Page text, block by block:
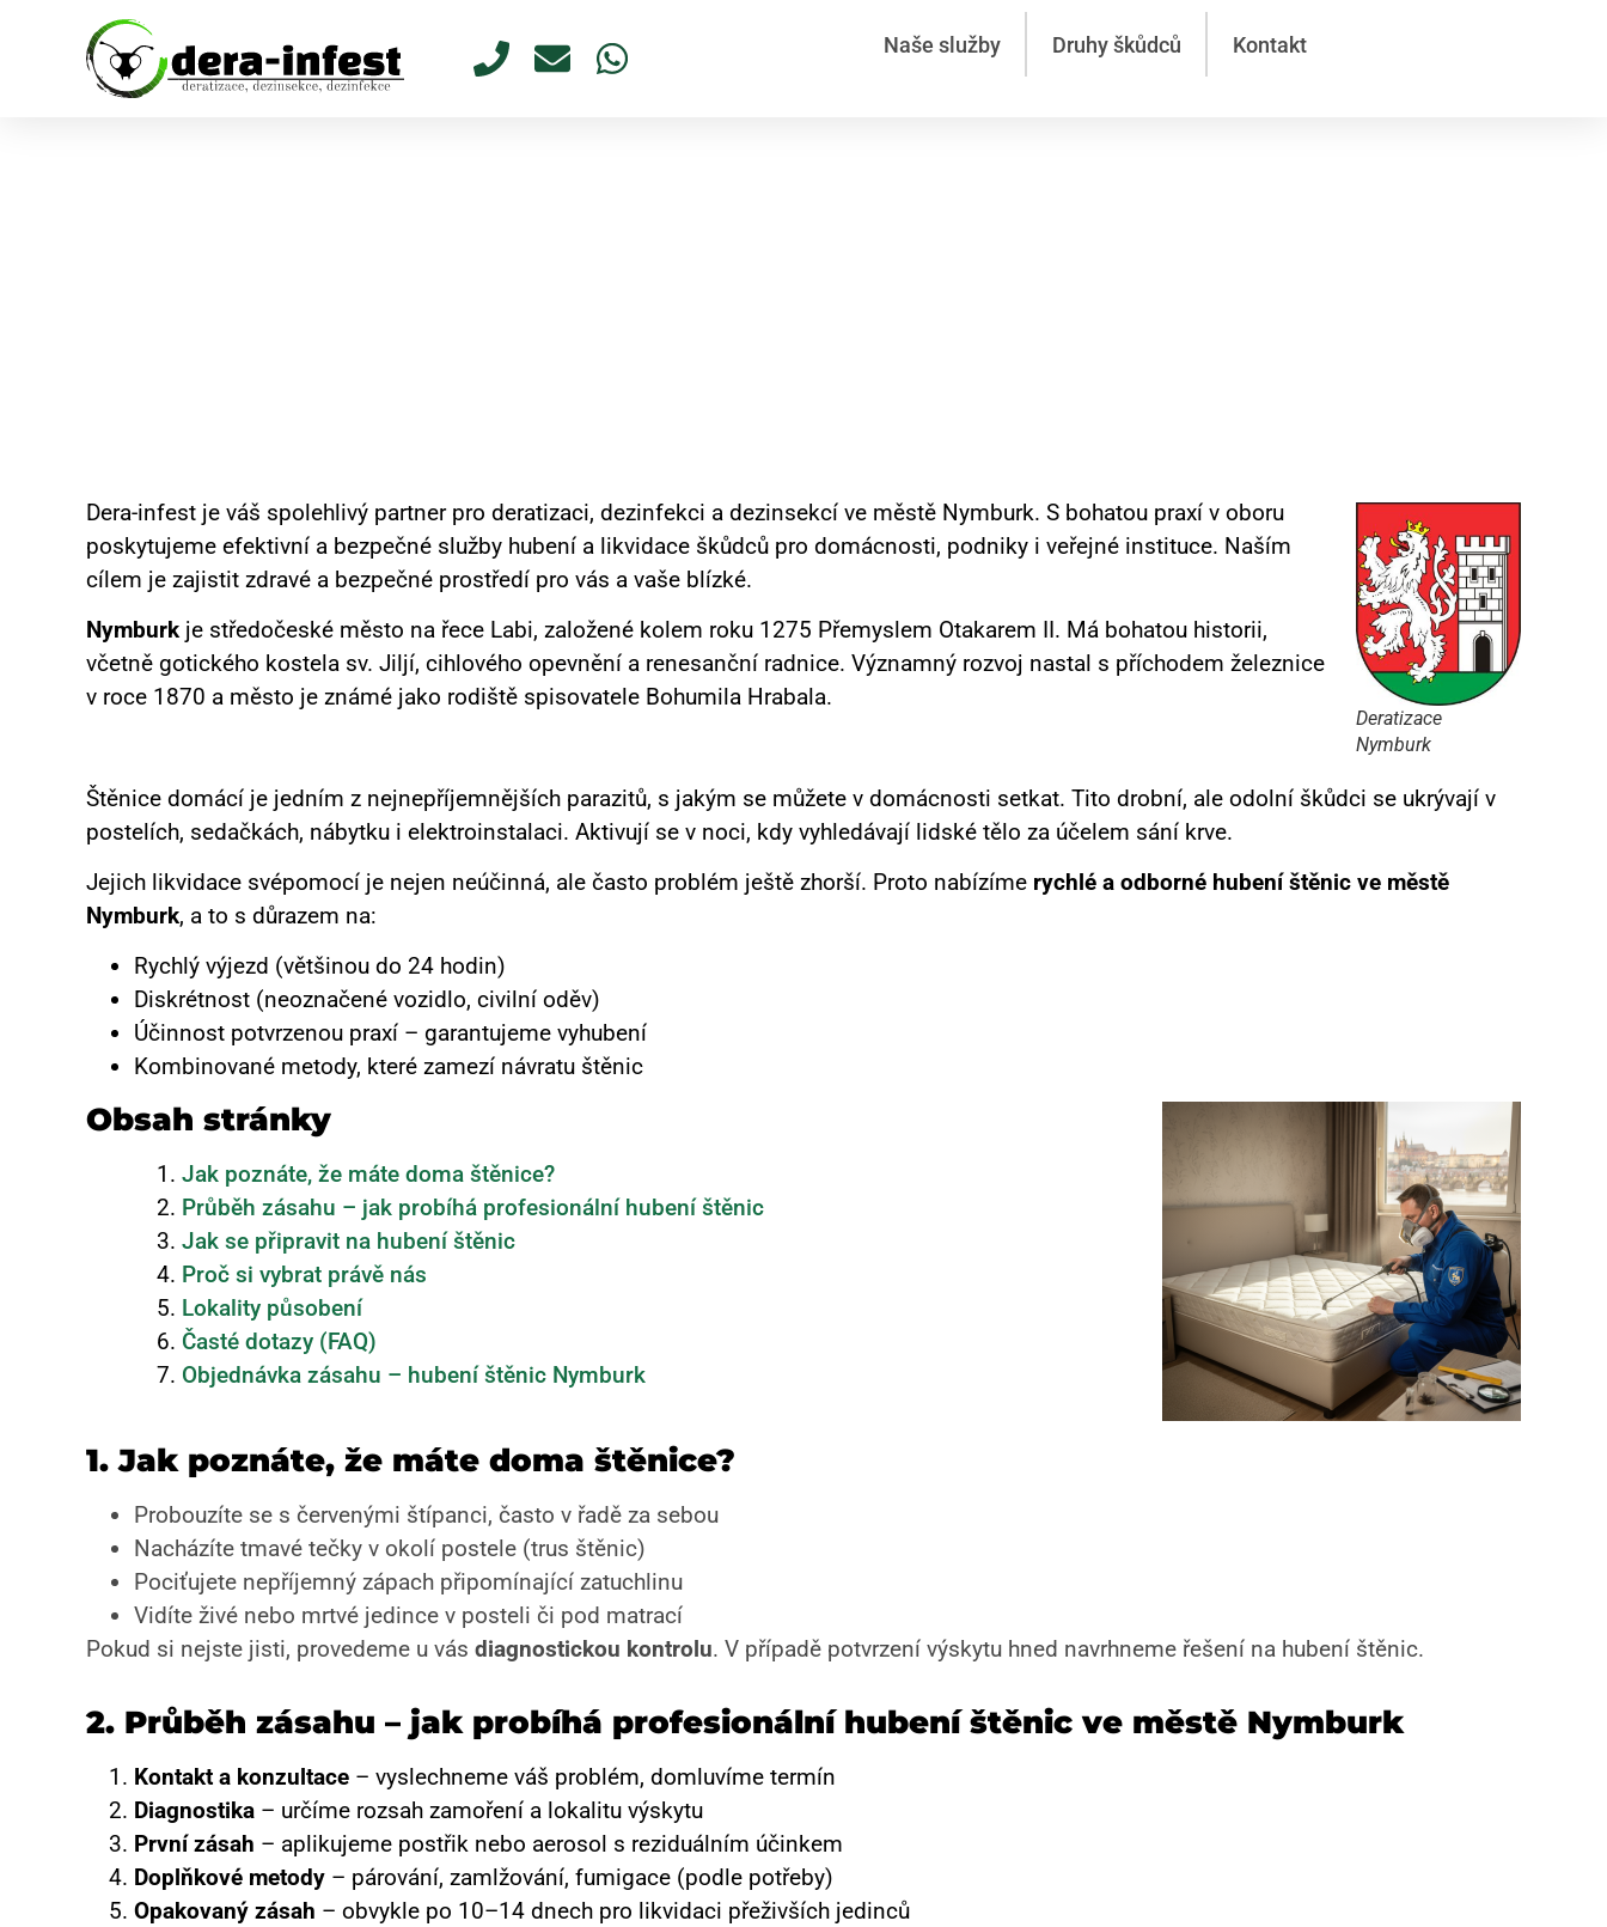
Naše služby Druhy škůdců Kontakt
Deratizace
Nymburk
Dera-infest je váš spolehlivý partner pro deratizaci, dezinfekci a dezinsekcí ve městě Nymburk. S bohatou praxí v oboru
poskytujeme efektivní a bezpečné služby hubení a likvidace škůdců pro domácnosti, podniky i veřejné instituce. Naším
cílem je zajistit zdravé a bezpečné prostředí pro vás a vaše blízké.
Nymburk je středočeské město na řece Labi, založené kolem roku 1275 Přemyslem Otakarem II. Má bohatou historii,
včetně gotického kostela sv. Jiljí, cihlového opevnění a renesanční radnice. Významný rozvoj nastal s příchodem železnice
v roce 1870 a město je známé jako rodiště spisovatele Bohumila Hrabala.
Štěnice domácí je jedním z nejnepříjemnějších parazitů, s jakým se můžete v domácnosti setkat. Tito drobní, ale odolní škůdci se ukrývají v
postelích, sedačkách, nábytku i elektroinstalaci. Aktivují se v noci, kdy vyhledávají lidské tělo za účelem sání krve.
Jejich likvidace svépomocí je nejen neúčinná, ale často problém ještě zhorší. Proto nabízíme rychlé a odborné hubení štěnic ve městě
Nymburk, a to s důrazem na:
Rychlý výjezd (většinou do 24 hodin)
Diskrétnost (neoznačené vozidlo, civilní oděv)
Účinnost potvrzenou praxí – garantujeme vyhubení
Kombinované metody, které zamezí návratu štěnic
Obsah stránky
Jak poznáte, že máte doma štěnice?
Průběh zásahu – jak probíhá profesionální hubení štěnic
Jak se připravit na hubení štěnic
Proč si vybrat právě nás
Lokality působení
Časté dotazy (FAQ)
Objednávka zásahu – hubení štěnic Nymburk
1. Jak poznáte, že máte doma štěnice?
Probouzíte se s červenými štípanci, často v řadě za sebou
Nacházíte tmavé tečky v okolí postele (trus štěnic)
Pociťujete nepříjemný zápach připomínající zatuchlinu
Vidíte živé nebo mrtvé jedince v posteli či pod matrací
Pokud si nejste jisti, provedeme u vás diagnostickou kontrolu. V případě potvrzení výskytu hned navrhneme řešení na hubení štěnic.
2. Průběh zásahu – jak probíhá profesionální hubení štěnic ve městě Nymburk
Kontakt a konzultace – vyslechneme váš problém, domluvíme termín
Diagnostika – určíme rozsah zamoření a lokalitu výskytu
První zásah – aplikujeme postřik nebo aerosol s reziduálním účinkem
Doplňkové metody – párování, zamlžování, fumigace (podle potřeby)
Opakovaný zásah – obvykle po 10–14 dnech pro likvidaci přeživších jedinců